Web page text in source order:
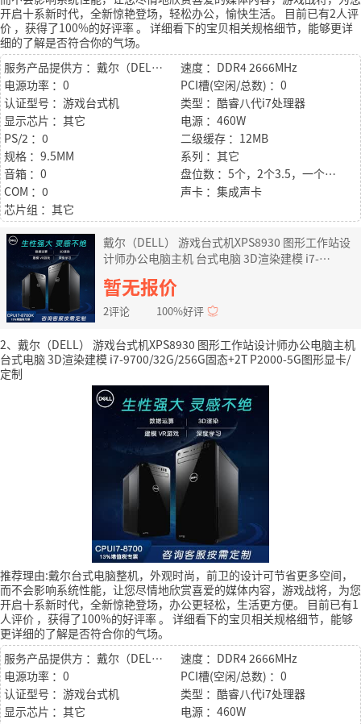
开启十系新时代，全新惊艳登场，轻松办公，愉快生活。
目前已有2人评
价 ，获得了100%的好评率。 详细看下的宝贝相关规格细节，能够更详
细的了解是否符合你的气场。
服务产品提供方 ：戴尔（DELL）
速度 ：DDR4 2666MHz
电源功率 ：0
PCI槽(空闲/总数) ：0
认证型号 ：游戏台式机
类型 ：酷睿八代i7处理器
显示芯片 ：其它
电源 ：460W
PS/2 ：0
二级缓存 ：12MB
规格 ：9.5MM
系列 ：其它
音箱 ：0
盘位数 ：5个，2个3.5，一个2.5，一个M.2
COM ：0
声卡 ：集成声卡
芯片组 ：其它
戴尔（DELL） 游戏台式机XPS8930 图形工作站设
计师办公电脑主机 台式电脑 3D渲染建模 i7-
8700K/32G/256G固态+2T P2000-5G图形显卡/定
制
暂无报价
2评论 100%好评
2、戴尔（DELL） 游戏台式机XPS8930 图形工作站设计师办公电脑主机
台式电脑 3D渲染建模 i7-9700/32G/256G固态+2T P2000-5G图形显卡/
定制
推荐理由:戴尔台式电脑整机，外观时尚，前卫的设计可节省更多空间，
而不会影响系统性能，让您尽情地欣赏喜爱的媒体内容，游戏战将，为您
开启十系新时代，全新惊艳登场，办公更轻松，生活更方便。
目前已有1
人评价 ，获得了100%的好评率。 详细看下的宝贝相关规格细节，能够
更详细的了解是否符合你的气场。
服务产品提供方 ：戴尔（DELL）
速度 ：DDR4 2666MHz
电源功率 ：0
PCI槽(空闲/总数) ：0
认证型号 ：游戏台式机
类型 ：酷睿八代i7处理器
显示芯片 ：其它
电源 ：460W